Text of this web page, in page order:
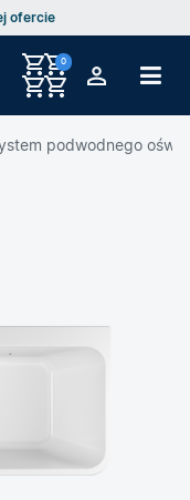
ofercie
0
podwodnego